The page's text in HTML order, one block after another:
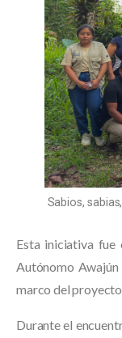
Sabios,
Esta iniciativa
Autónomo Awajún
marco del
Durante el